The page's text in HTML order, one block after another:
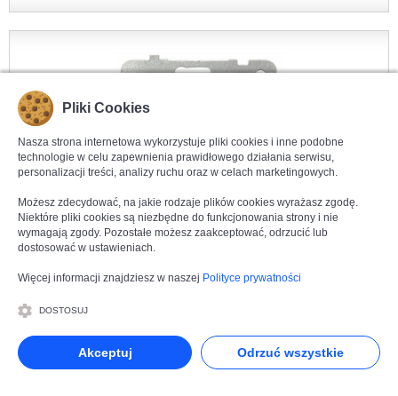
ZDJĘCIA i VIDEO
ŁPD-26RS/m/32 Łącznik dotykowy podwójny schodowy
lub podwójny krzyżowy z podświetleniem
Symbol produktu:
ŁPD-26RS/m/32
Kolor produktu:Czarne Szkło
Pliki Cookies
Nasza strona internetowa wykorzystuje pliki cookies i inne podobne
technologie w celu zapewnienia prawidłowego działania serwisu,
personalizacji treści, analizy ruchu oraz w celach marketingowych.
Możesz zdecydować, na jakie rodzaje plików cookies wyrażasz zgodę.
Niektóre pliki cookies są niezbędne do funkcjonowania strony i nie
wymagają zgody. Pozostałe możesz zaakceptować, odrzucić lub
dostosować w ustawieniach.
Więcej informacji znajdziesz w naszej Polityce prywatności
DOSTOSUJ
Akceptuj Odrzuć wszystkie